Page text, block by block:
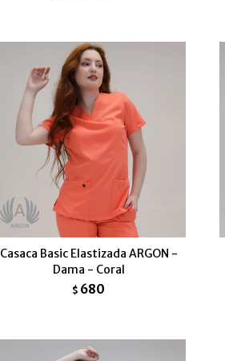
Casaca Basic Elastizada ARGON -
Dama - Coral
$ 680